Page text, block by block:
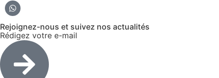
Rejoignez-nous et suivez nos actualités
Rédigez votre e-mail